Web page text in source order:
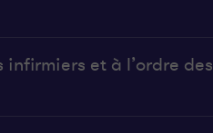
infirmiers et à l’ordre des